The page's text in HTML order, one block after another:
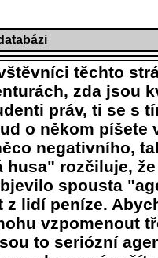
těchto
zda jsou
práv, ti se s
o někom píšete
negativního,
husa" rozčiluje,
spousta
z lidí peníze.
vzpomenout
to seriózní